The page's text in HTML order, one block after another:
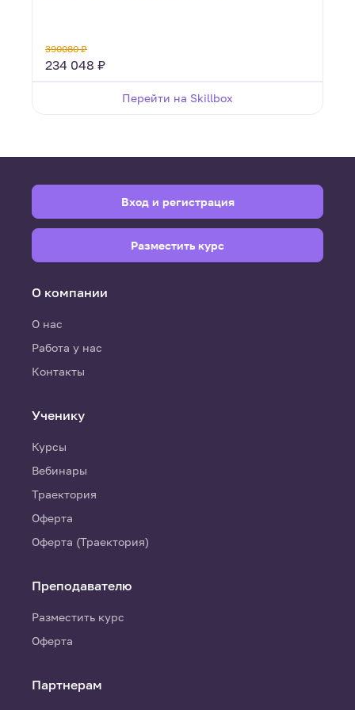
390080 ₽
234 048 ₽
Перейти на Skillbox
О компании
О нас
Работа у нас
Контакты
Ученику
Курсы
Вебинары
Траектория
Оферта
Оферта (Траектория)
Преподавателю
Разместить курс
Оферта
Партнерам
Вход и регистрация
Разместить курс